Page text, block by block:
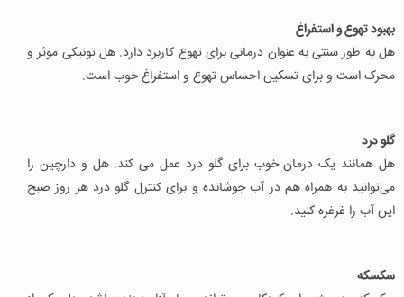
بهبود تهوع و استفراغ
هل به طور سنتی به عنوان درمانی برای تهوع کاربرد دارد. هل تونیکی موثر و
محرک است و برای تسکین احساس تهوع و استفراغ خوب است.
گلو درد
هل همانند یک درمان خوب برای گلو درد عمل می کند. هل و دارچین را
می‌توانید به همراه هم در آب جوشانده و برای کنترل گلو درد هر روز صبح
این آب را غرغره کنید.
سکسکه